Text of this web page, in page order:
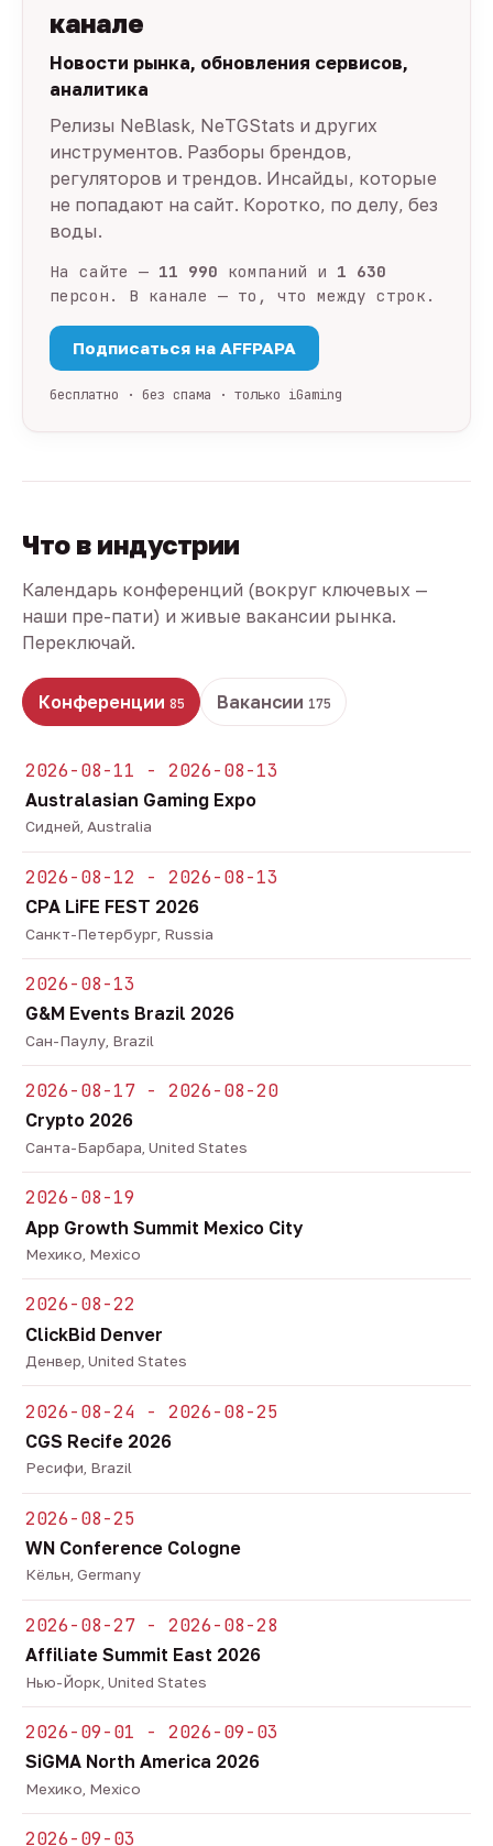
канале
Новости рынка, обновления сервисов,
аналитика
Релизы NeBlask, NeTGStats и других
инструментов. Разборы брендов,
регуляторов и трендов. Инсайды, которые
не попадают на сайт. Коротко, по делу, без
воды.
На сайте — 11 990 компаний и 1 630
персон. В канале — то, что между строк.
Подписаться на AFFPAPA
бесплатно · без спама · только iGaming
Что в индустрии
Календарь конференций (вокруг ключевых —
наши пре-пати) и живые вакансии рынка.
Переключай.
Конференции 85 Вакансии 175
2026-08-11 - 2026-08-13
Australasian Gaming Expo
Сидней, Australia
2026-08-12 - 2026-08-13
CPA LiFE FEST 2026
Санкт-Петербург, Russia
2026-08-13
G&M Events Brazil 2026
Сан-Паулу, Brazil
2026-08-17 - 2026-08-20
Crypto 2026
Санта-Барбара, United States
2026-08-19
App Growth Summit Mexico City
Мехико, Mexico
2026-08-22
ClickBid Denver
Денвер, United States
2026-08-24 - 2026-08-25
CGS Recife 2026
Ресифи, Brazil
2026-08-25
WN Conference Cologne
Кёльн, Germany
2026-08-27 - 2026-08-28
Affiliate Summit East 2026
Нью-Йорк, United States
2026-09-01 - 2026-09-03
SiGMA North America 2026
Мехико, Mexico
2026-09-03